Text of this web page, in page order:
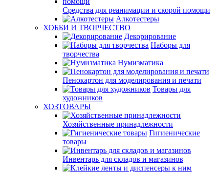
Средства для реанимации и скорой помощи
Алкотестеры
ХОББИ И ТВОРЧЕСТВО
Декорирование
Наборы для
творчества
Нумизматика
Пенокартон для моделирования и печати
Товары для
художников
ХОЗТОВАРЫ
Хозяйственные принадлежности
Гигиенические
товары
Инвентарь для складов и магазинов